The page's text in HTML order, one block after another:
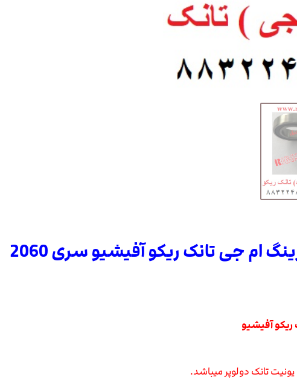
ام جی تانک ریکو آفیشیو سری 2060
ریکو آفیشیو
تانک دولوپر میباشد.